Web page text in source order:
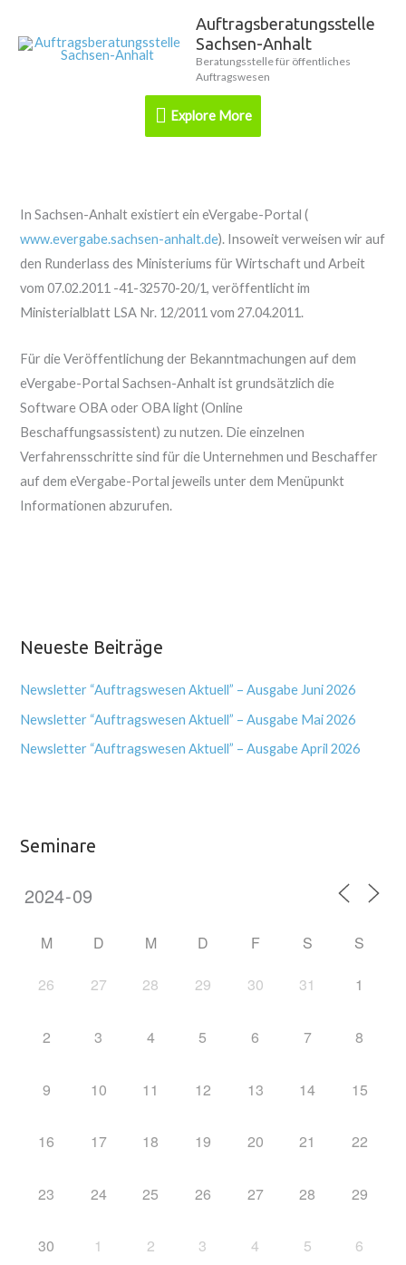
Inhalt
Auftragsberatungsstelle
Sachsen-Anhalt
Beratungsstelle für öffentliches
Auftragswesen
Explore
More
Explore More
In Sachsen-Anhalt existiert ein eVergabe-Portal (
www.evergabe.sachsen-anhalt.de). Insoweit verweisen wir auf
den Runderlass des Ministeriums für Wirtschaft und Arbeit
vom 07.02.2011 -41-32570-20/1, veröffentlicht im
Ministerialblatt LSA Nr. 12/2011 vom 27.04.2011.
Für die Veröffentlichung der Bekanntmachungen auf dem
eVergabe-Portal Sachsen-Anhalt ist grundsätzlich die
Software OBA oder OBA light (Online
Beschaffungsassistent) zu nutzen. Die einzelnen
Verfahrensschritte sind für die Unternehmen und Beschaffer
auf dem eVergabe-Portal jeweils unter dem Menüpunkt
Informationen abzurufen.
Neueste Beiträge
Newsletter “Auftragswesen Aktuell” – Ausgabe Juni 2026
Newsletter “Auftragswesen Aktuell” – Ausgabe Mai 2026
Newsletter “Auftragswesen Aktuell” – Ausgabe April 2026
Seminare
M D M D F S S
26 27 28 29 30 31 1
2 3 4 5 6 7 8
9 10 11 12 13 14 15
16 17 18 19 20 21 22
23 24 25 26 27 28 29
30 1 2 3 4 5 6